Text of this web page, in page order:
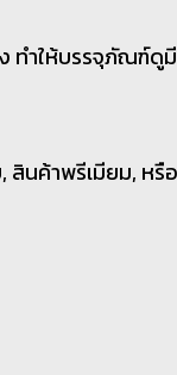
ทำให้บรรจุภัณฑ์ดู
, สินค้าพรีเมียม,